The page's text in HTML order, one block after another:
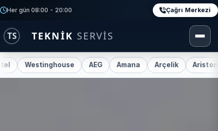
Her gün 08:00 - 20:00 Çağrı Merkezi
AEG Amana Arçelik Ariston